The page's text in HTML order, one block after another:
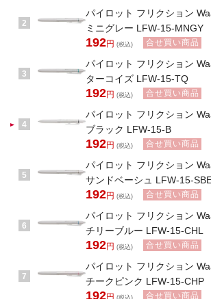
2
パイロット フリクション
ミニグレー LFW-15-MNGY
192円 (税込) 合せ買い商品
3
パイロット フリクション
ターコイズ LFW-15-TQ
192円 (税込) 合せ買い商品
4
パイロット フリクション
ブラック LFW-15-B
192円 (税込) 合せ買い商品
5
パイロット フリクション
サンドベーシュ LFW-15-
192円 (税込) 合せ買い商品
6
パイロット フリクション
チリーブルー LFW-15-CHL
192円 (税込) 合せ買い商品
7
パイロット フリクション
チークピンク LFW-15-CHP
192 合せ買い商品